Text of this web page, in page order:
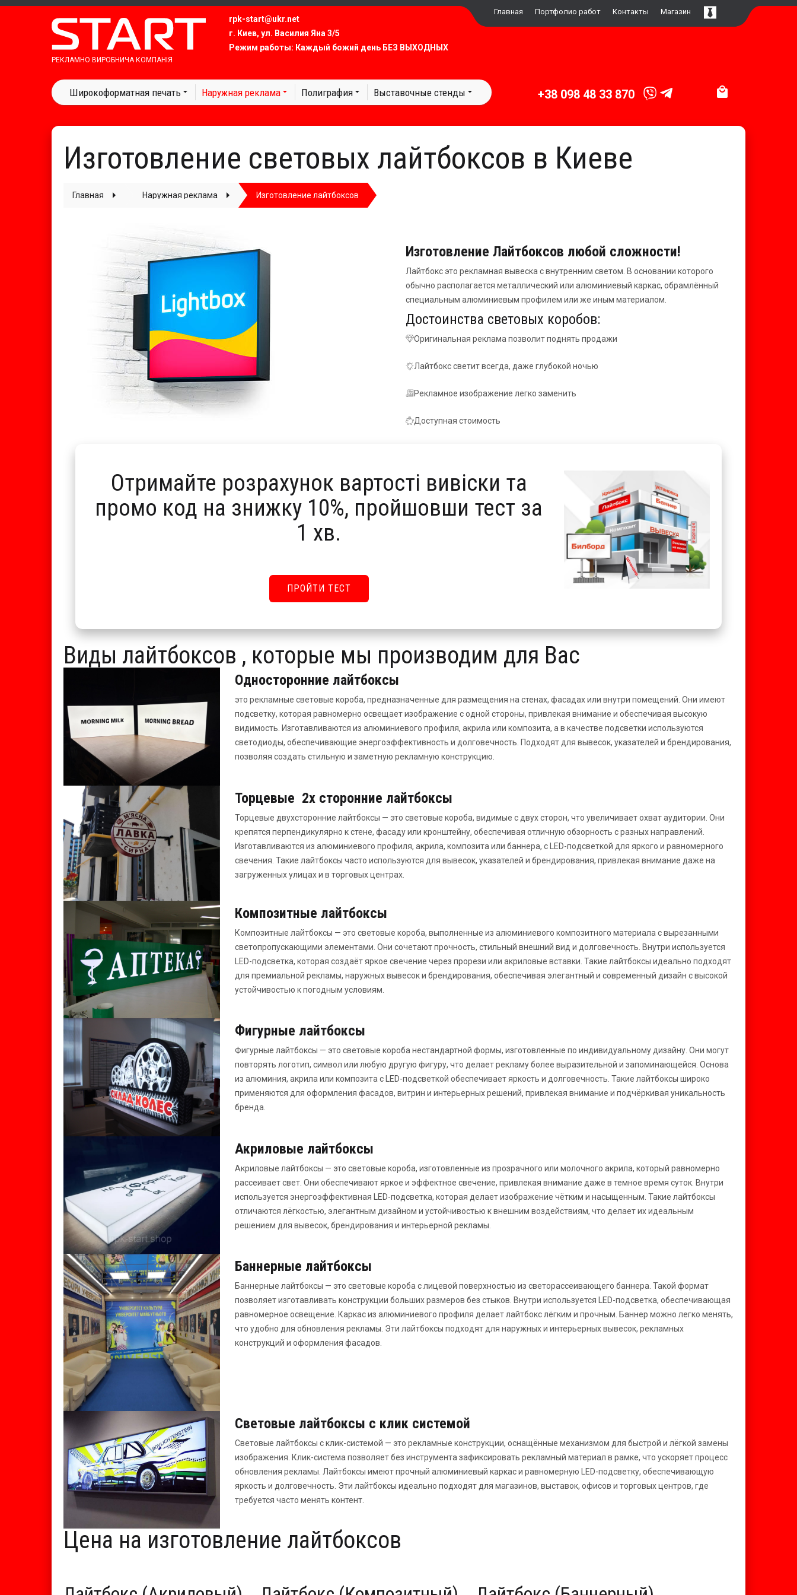
Главная Портфолио работ Контакты Магазин
РЕКЛАМНО ВИРОБНИЧА КОМПАНІЯ
rpk-start@ukr.net​
г. Киев, ул. Василия Яна 3/5
Режим работы: Каждый божий день БЕЗ ВЫХОДНЫХ
Широкоформатная печать Наружная реклама Полиграфия Выставочные стенды +38 098 48 33 870
Изготовление световых лайтбоксов в Киеве
Главная Наружная реклама Изготовление лайтбоксов
Изготовление Лайтбоксов любой сложности!
Лайтбокс это рекламная вывеска с внутренним светом. В основании которого
обычно располагается металлический или алюминиевый каркас, обрамлённый
специальным алюминиевым профилем или же иным материалом.
Достоинства световых коробов:
Оригинальная реклама позволит поднять продажи
Лайтбокс светит всегда, даже глубокой ночью
Рекламное изображение легко заменить
Доступная стоимость
Отримайте розрахунок вартості вивіски та
промо код на знижку 10%, пройшовши тест за
1 хв.
ПРОЙТИ ТЕСТ
Виды лайтбоксов , которые мы производим для Вас
Односторонние лайтбоксы
это рекламные световые короба, предназначенные для размещения на стенах, фасадах или внутри помещений. Они имеют
подсветку, которая равномерно освещает изображение с одной стороны, привлекая внимание и обеспечивая высокую
видимость. Изготавливаются из алюминиевого профиля, акрила или композита, а в качестве подсветки используются
светодиоды, обеспечивающие энергоэффективность и долговечность. Подходят для вывесок, указателей и брендирования,
позволяя создать стильную и заметную рекламную конструкцию.
Торцевые 2х сторонние лайтбоксы
Торцевые двухсторонние лайтбоксы — это световые короба, видимые с двух сторон, что увеличивает охват аудитории. Они
крепятся перпендикулярно к стене, фасаду или кронштейну, обеспечивая отличную обзорность с разных направлений.
Изготавливаются из алюминиевого профиля, акрила, композита или баннера, с LED-подсветкой для яркого и равномерного
свечения. Такие лайтбоксы часто используются для вывесок, указателей и брендирования, привлекая внимание даже на
загруженных улицах и в торговых центрах.
Композитные лайтбоксы
Композитные лайтбоксы — это световые короба, выполненные из алюминиевого композитного материала с вырезанными
светопропускающими элементами. Они сочетают прочность, стильный внешний вид и долговечность. Внутри используется
LED-подсветка, которая создаёт яркое свечение через прорези или акриловые вставки. Такие лайтбоксы идеально подходят
для премиальной рекламы, наружных вывесок и брендирования, обеспечивая элегантный и современный дизайн с высокой
устойчивостью к погодным условиям.
Фигурные лайтбоксы
Фигурные лайтбоксы — это световые короба нестандартной формы, изготовленные по индивидуальному дизайну. Они могут
повторять логотип, символ или любую другую фигуру, что делает рекламу более выразительной и запоминающейся. Основа
из алюминия, акрила или композита с LED-подсветкой обеспечивает яркость и долговечность. Такие лайтбоксы широко
применяются для оформления фасадов, витрин и интерьерных решений, привлекая внимание и подчёркивая уникальность
бренда.
Акриловые лайтбоксы
Акриловые лайтбоксы — это световые короба, изготовленные из прозрачного или молочного акрила, который равномерно
рассеивает свет. Они обеспечивают яркое и эффектное свечение, привлекая внимание даже в темное время суток. Внутри
используется энергоэффективная LED-подсветка, которая делает изображение чётким и насыщенным. Такие лайтбоксы
отличаются лёгкостью, элегантным дизайном и устойчивостью к внешним воздействиям, что делает их идеальным
решением для вывесок, брендирования и интерьерной рекламы.
Баннерные лайтбоксы
Баннерные лайтбоксы — это световые короба с лицевой поверхностью из светорассеивающего баннера. Такой формат
позволяет изготавливать конструкции больших размеров без стыков. Внутри используется LED-подсветка, обеспечивающая
равномерное освещение. Каркас из алюминиевого профиля делает лайтбокс лёгким и прочным. Баннер можно легко менять,
что удобно для обновления рекламы. Эти лайтбоксы подходят для наружных и интерьерных вывесок, рекламных
конструкций и оформления фасадов.
Световые лайтбоксы с клик системой
Световые лайтбоксы с клик-системой — это рекламные конструкции, оснащённые механизмом для быстрой и лёгкой замены
изображения. Клик-система позволяет без инструмента зафиксировать рекламный материал в рамке, что ускоряет процесс
обновления рекламы. Лайтбоксы имеют прочный алюминиевый каркас и равномерную LED-подсветку, обеспечивающую
яркость и долговечность. Эти лайтбоксы идеально подходят для магазинов, выставок, офисов и торговых центров, где
требуется часто менять контент.
Цена на изготовление лайтбоксов